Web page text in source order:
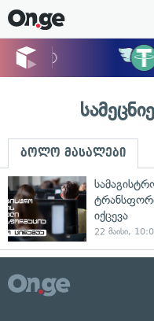
ბოლო მასალები
იქცევა
22 მაისი,